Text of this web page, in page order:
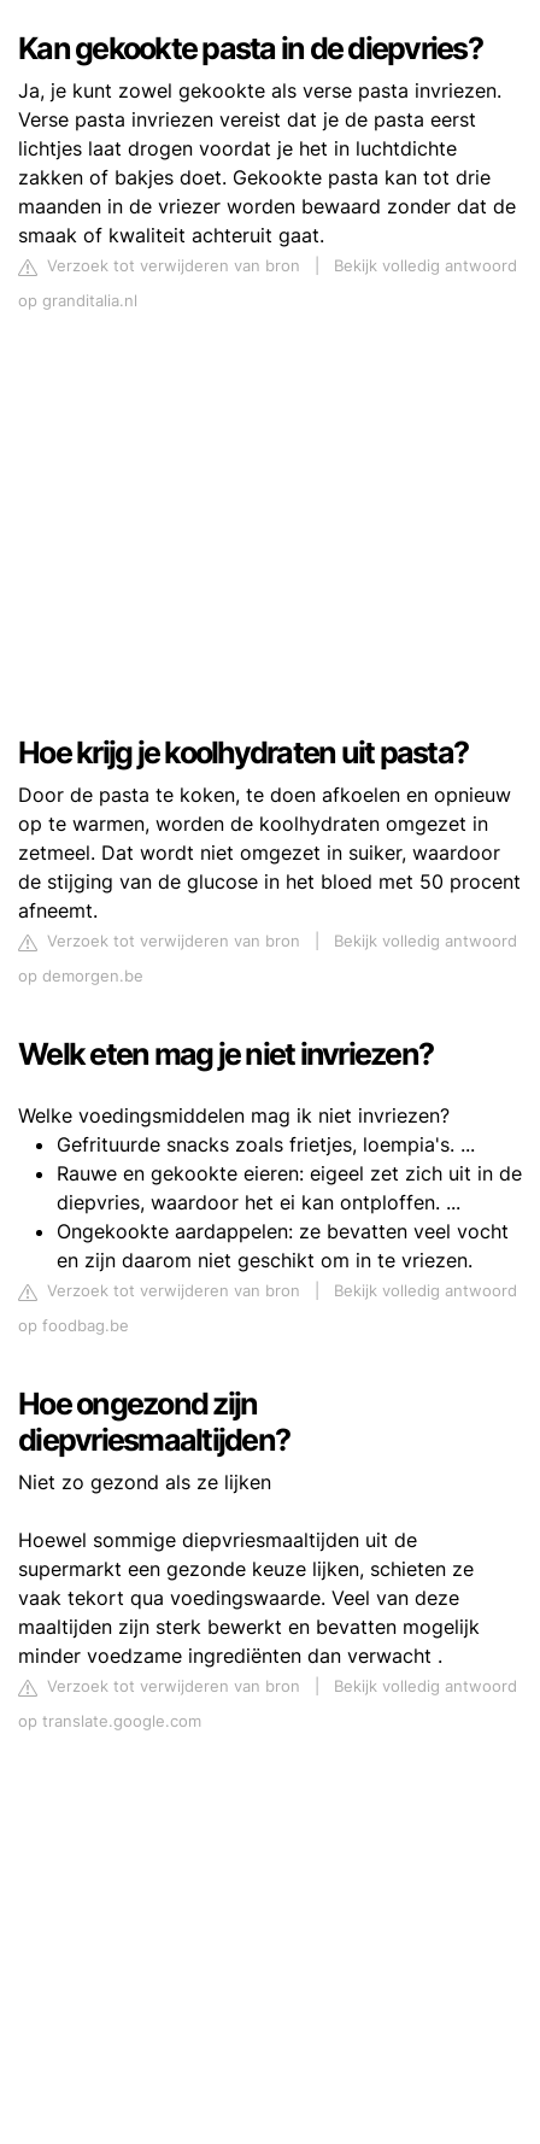
Kan gekookte pasta in de diepvries?
Ja, je kunt zowel gekookte als verse pasta invriezen.
Verse pasta invriezen vereist dat je de pasta eerst
lichtjes laat drogen voordat je het in luchtdichte
zakken of bakjes doet. Gekookte pasta kan tot drie
maanden in de vriezer worden bewaard zonder dat de
smaak of kwaliteit achteruit gaat.
Verzoek tot verwijderen van bron
Bekijk volledig antwoord
op granditalia.nl
Hoe krijg je koolhydraten uit pasta?
Door de pasta te koken, te doen afkoelen en opnieuw
op te warmen, worden de koolhydraten omgezet in
zetmeel. Dat wordt niet omgezet in suiker, waardoor
de stijging van de glucose in het bloed met 50 procent
afneemt.
Verzoek tot verwijderen van bron
Bekijk volledig antwoord
op demorgen.be
Welk eten mag je niet invriezen?
Welke voedingsmiddelen mag ik niet invriezen?
Gefrituurde snacks zoals frietjes, loempia's. ...
Rauwe en gekookte eieren: eigeel zet zich uit in de
diepvries, waardoor het ei kan ontploffen. ...
Ongekookte aardappelen: ze bevatten veel vocht
en zijn daarom niet geschikt om in te vriezen.
Verzoek tot verwijderen van bron
Bekijk volledig antwoord
op foodbag.be
Hoe ongezond zijn
diepvriesmaaltijden?
Niet zo gezond als ze lijken
Hoewel sommige diepvriesmaaltijden uit de
supermarkt een gezonde keuze lijken, schieten ze
vaak tekort qua voedingswaarde. Veel van deze
maaltijden zijn sterk bewerkt en bevatten mogelijk
minder voedzame ingrediënten dan verwacht .
Verzoek tot verwijderen van bron
Bekijk volledig antwoord
op translate.google.com